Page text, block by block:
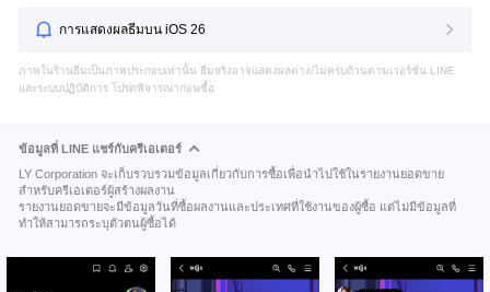
การแสดงผลธีมบน iOS 26
ภาพในร้านธีมเป็นภาพประกอบเท่านั้น ธีมจริงอาจแสดงผลต่าง/ไม่ครบถ้วนตามเวอร์ชัน LINE
และระบบปฏิบัติการ โปรดพิจารณาก่อนซื้อ
ข้อมูลที่ LINE แชร์กับครีเอเตอร์
LY Corporation จะเก็บรวบรวมข้อมูลเกี่ยวกับการซื้อเพื่อนำไปใช้ในรายงานยอดขาย
สำหรับครีเอเตอร์ผู้สร้างผลงาน
รายงานยอดขายจะมีข้อมูลวันที่ซื้อผลงานและประเทศที่ใช้งานของผู้ซื้อ แต่ไม่มีข้อมูลที่
ทำให้สามารถระบุตัวตนผู้ซื้อได้